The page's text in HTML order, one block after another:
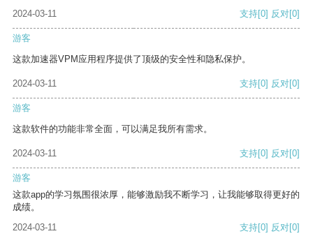
2024-03-11 支持[0] 反对[0]
游客
这款加速器VPM应用程序提供了顶级的安全性和隐私保护。
2024-03-11 支持[0] 反对[0]
游客
这款软件的功能非常全面，可以满足我所有需求。
2024-03-11 支持[0] 反对[0]
游客
这款app的学习氛围很浓厚，能够激励我不断学习，让我能够取得更好的
成绩。
2024-03-11
支持[0] 反对[0]